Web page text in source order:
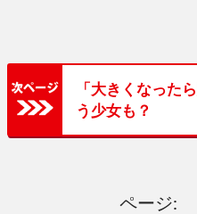
「大きくなった
う少女も？
ページ: